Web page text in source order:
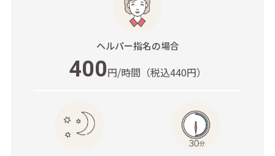
ヘルパー指名の場合
400円/時間 （税込440円）